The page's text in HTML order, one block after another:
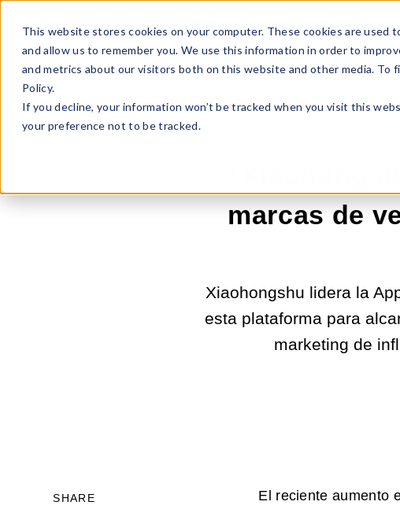
This website stores cookies on your computer. These cookies are
and allow us to remember you. We use this information in order to
and metrics about our visitors both on this website and other media. To
Policy.
If you decline, your information won’t be tracked when you visit this
your preference not to be tracked.
Sell Online Business Type
marcas de
Xiaohongshu lidera la
esta plataforma para
marketing de
SHARE
El reciente aumento